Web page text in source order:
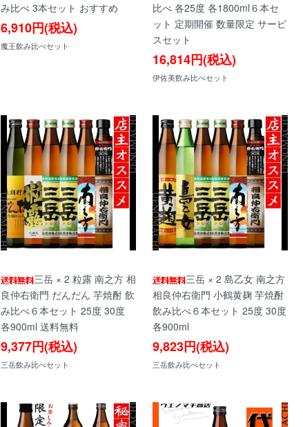
み比べ 3本セット おすすめ
6,910円(税込)
魔王飲み比べセット
比べ 各25度 各1800ml６本セ
ット 定期開催 数量限定 サービ
スセット
16,814円(税込)
伊佐美飲み比べセット
三岳 × 2 粒露 南之方 相
良仲右衛門 だんだん 芋焼酎 飲
み比べ６本セット 25度 30度
各900ml 送料無料
9,377円(税込)
三岳飲み比べセット
三岳 × 2 島乙女 南之方
相良仲右衛門 小鶴黄麹 芋焼酎
飲み比べ６本セット 25度 30度
各900ml
9,823円(税込)
三岳飲み比べセット